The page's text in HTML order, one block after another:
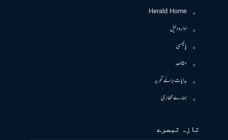
Herald Home
ادارہ دلیل
پالیسی
مقاصد
ہدایات برائے تحریر
ہمارے لکھاری
تازہ تبصرے